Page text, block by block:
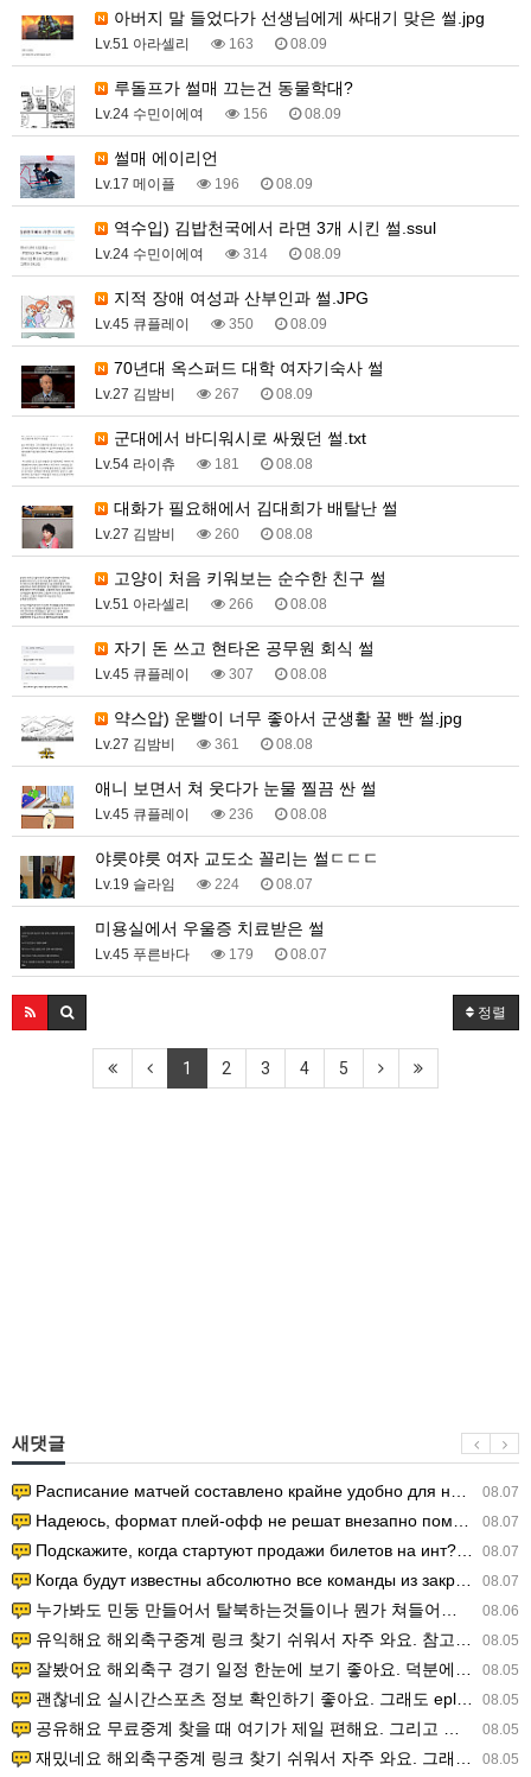
아버지 말 들었다가 선생님에게 싸대기 맞은 썰.jpg
Lv.51 아라셀리 163 08.09
루돌프가 썰매 끄는건 동물학대?
Lv.24 수민이에여 156 08.09
썰매 에이리언
Lv.17 메이플 196 08.09
역수입) 김밥천국에서 라면 3개 시킨 썰.ssul
Lv.24 수민이에여 314 08.09
지적 장애 여성과 산부인과 썰.JPG
Lv.45 큐플레이 350 08.09
70년대 옥스퍼드 대학 여자기숙사 썰
Lv.27 김밤비 267 08.09
군대에서 바디워시로 싸웠던 썰.txt
Lv.54 라이츄 181 08.08
대화가 필요해에서 김대희가 배탈난 썰
Lv.27 김밤비 260 08.08
고양이 처음 키워보는 순수한 친구 썰
Lv.51 아라셀리 266 08.08
자기 돈 쓰고 현타온 공무원 회식 썰
Lv.45 큐플레이 307 08.08
약스압) 운빨이 너무 좋아서 군생활 꿀 빤 썰.jpg
Lv.27 김밤비 361 08.08
애니 보면서 쳐 웃다가 눈물 찔끔 싼 썰
Lv.45 큐플레이 236 08.08
야릇야릇 여자 교도소 꼴리는 썰ㄷㄷㄷ
Lv.19 슬라임 224 08.07
미용실에서 우울증 치료받은 썰
Lv.45 푸른바다 179 08.07
정렬
1 2 3 4 5
새댓글
08.07
Расписание матчей составлено крайне удобно для нашего часово…
08.07
Надеюсь, формат плей-офф не решат внезапно поменять. https:/…
08.07
Подскажите, когда стартуют продажи билетов на инт? https://g…
08.07
Когда будут известны абсолютно все команды из закрытых квали…
08.06
누가봐도 민둥 만들어서 탈북하는것들이나 뭔가 쳐들어오는 낌새를 미리 알아차리기 위함이지 저걸 전쟁준비라고 하…
08.05
유익해요 해외축구중계 링크 찾기 쉬워서 자주 와요. 참고로 무료스포츠중계 정보 확인할 때 출처 꼭 체크해요.…
08.05
잘봤어요 해외축구 경기 일정 한눈에 보기 좋아요. 덕분에 epl중계 볼 때 공식 중계 채널 먼저 찾아봐요. …
08.05
괜찮네요 실시간스포츠 정보 확인하기 좋아요. 그래도 epl중계 볼 때 공식 중계 채널 먼저 찾아봐요. 북마크…
08.05
공유해요 무료중계 찾을 때 여기가 제일 편해요. 그리고 무료스포츠중계 정보 확인할 때 출처 꼭 체크해요. 앞…
08.05
재밌네요 해외축구중계 링크 찾기 쉬워서 자주 와요. 그래서 해외축구중계도 정식 서비스로 봐야 안전해요. 다음…